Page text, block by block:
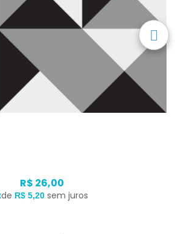
R$ 26,00
de R$ 5,20 sem juros